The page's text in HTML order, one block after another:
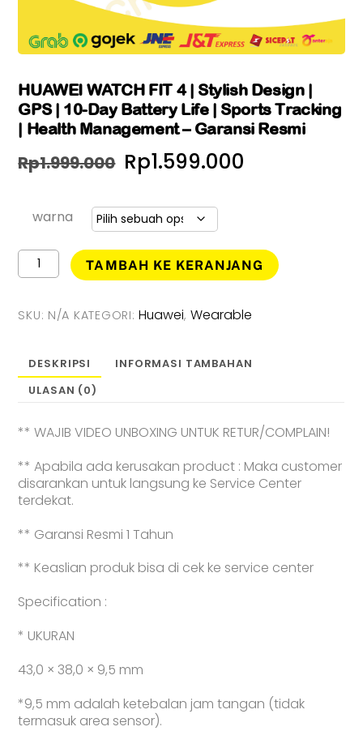
HUAWEI WATCH FIT 4 | Stylish Design |
GPS | 10-Day Battery Life | Sports Tracking
| Health Management – Garansi Resmi
Rp1.999.000 Harga
adalah:
Rp1.999.000.
Rp1.599.000
adalah:
warna
Kuantitas
HUAWEI
FIT
4
Stylish
Design
|
Day
Battery
Life
Sports
|
Management
Garansi
TAMBAH KE KERANJANG
SKU: N/A KATEGORI:Huawei, Wearable
DESKRIPSI
INFORMASI TAMBAHAN
ULASAN (0)
** WAJIB VIDEO UNBOXING UNTUK RETUR/COMPLAIN!
** Apabila ada kerusakan product : Maka customer
disarankan untuk langsung ke Service Center
terdekat.
** Garansi Resmi 1 Tahun
** Keaslian produk bisa di cek ke service center
Specification :
* UKURAN
43,0 × 38,0 × 9,5 mm
*9,5 mm adalah ketebalan jam tangan (tidak
termasuk area sensor).